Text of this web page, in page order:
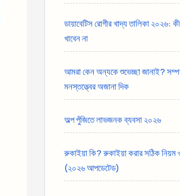
ডায়াবেটিস রোগীর খাদ্য তালিকা ২০২৬:
খাবেন না
আমরা কেন অন্যকে শুভেচ্ছা জানাই?
মনস্তত্ত্বের অজানা দিক
অল্প পুঁজিতে লাভজনক ব্যবসা ২০২৬
রুকাইয়া কি? রুকাইয়া করার সঠিক নিয়ম
(২০২৬ আপডেটেড)